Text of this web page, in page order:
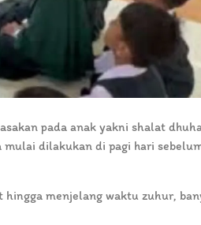
pada anak yakni shalat
dilakukan di pagi hari
menjelang waktu zuhur,